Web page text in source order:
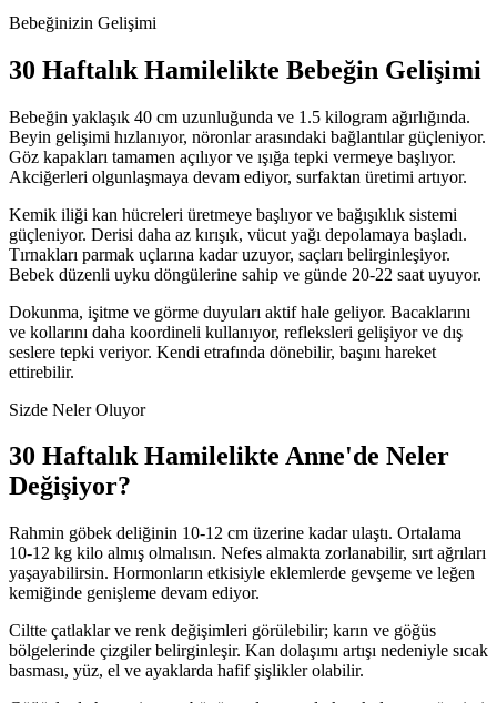
Bebeğinizin Gelişimi
30 Haftalık Hamilelikte Bebeğin Gelişimi
Bebeğin yaklaşık 40 cm uzunluğunda ve 1.5 kilogram ağırlığında.
Beyin gelişimi hızlanıyor, nöronlar arasındaki bağlantılar güçleniyor.
Göz kapakları tamamen açılıyor ve ışığa tepki vermeye başlıyor.
Akciğerleri olgunlaşmaya devam ediyor, surfaktan üretimi artıyor.
Kemik iliği kan hücreleri üretmeye başlıyor ve bağışıklık sistemi
güçleniyor. Derisi daha az kırışık, vücut yağı depolamaya başladı.
Tırnakları parmak uçlarına kadar uzuyor, saçları belirginleşiyor.
Bebek düzenli uyku döngülerine sahip ve günde 20-22 saat uyuyor.
Dokunma, işitme ve görme duyuları aktif hale geliyor. Bacaklarını
ve kollarını daha koordineli kullanıyor, refleksleri gelişiyor ve dış
seslere tepki veriyor. Kendi etrafında dönebilir, başını hareket
ettirebilir.
Sizde Neler Oluyor
30 Haftalık Hamilelikte Anne'de Neler
Değişiyor?
Rahmin göbek deliğinin 10-12 cm üzerine kadar ulaştı. Ortalama
10-12 kg kilo almış olmalısın. Nefes almakta zorlanabilir, sırt ağrıları
yaşayabilirsin. Hormonların etkisiyle eklemlerde gevşeme ve leğen
kemiğinde genişleme devam ediyor.
Ciltte çatlaklar ve renk değişimleri görülebilir; karın ve göğüs
bölgelerinde çizgiler belirginleşir. Kan dolaşımı artışı nedeniyle sıcak
basması, yüz, el ve ayaklarda hafif şişlikler olabilir.